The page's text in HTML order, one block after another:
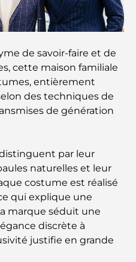
Dubai Marina : un guide
: Les meilleures adresses
en pleine expansion
de golf de championnat à
mer à Dubaï : le luxe au
de Dubaï pour les
complet
monde : un classement
de savoir-faire et de
cette maison familiale
entièrement
des techniques de
de génération
par leur
naturelles et leur
costume est réalisé
qui explique une
marque séduit une
discrète à
justifie en grande